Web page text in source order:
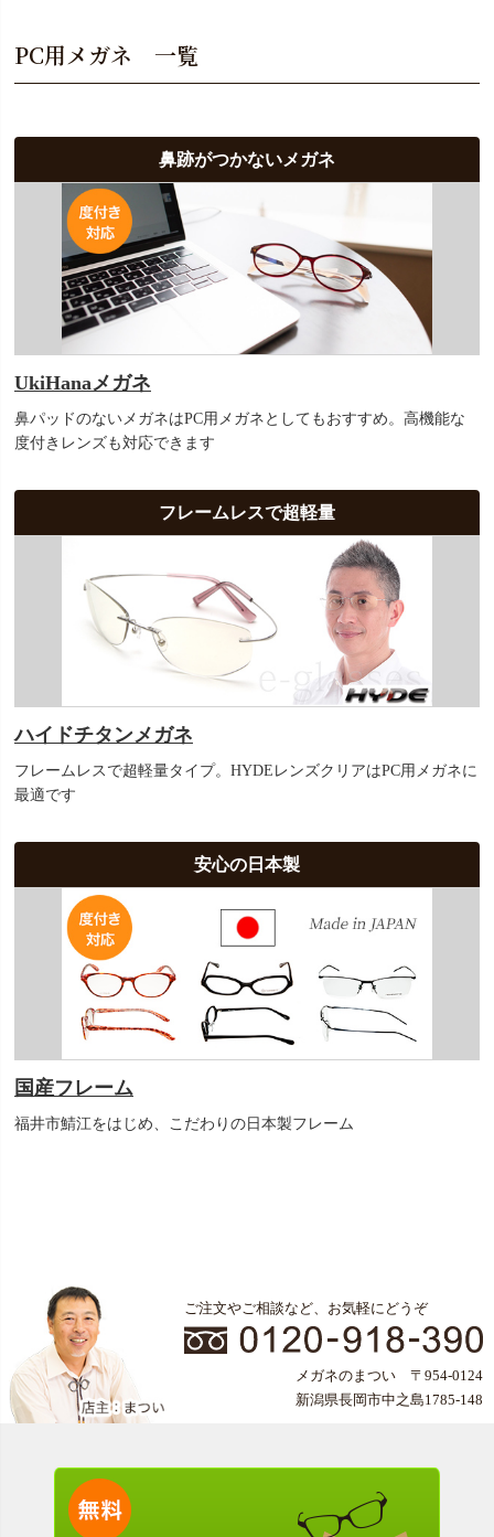
PC用メガネ 一覧
鼻跡がつかないメガネ
UkiHanaメガネ
鼻パッドのないメガネはPC用メガネとしてもおすすめ。高機能な
度付きレンズも対応できます
フレームレスで超軽量
ハイドチタンメガネ
フレームレスで超軽量タイプ。HYDEレンズクリアはPC用メガネに
最適です
安心の日本製
国産フレーム
福井市鯖江をはじめ、こだわりの日本製フレーム
ご注文やご相談など、お気軽にどうぞ
メガネのまつい 〒954-0124
新潟県長岡市中之島1785-148